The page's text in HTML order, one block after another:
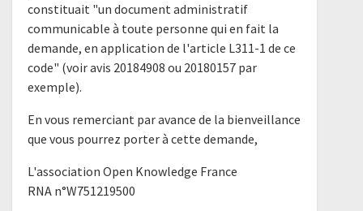
constituait "un document administratif
communicable à toute personne qui en fait la
demande, en application de l'article L311-1 de ce
code" (voir avis 20184908 ou 20180157 par
exemple).
En vous remerciant par avance de la bienveillance
que vous pourrez porter à cette demande,
L'association Open Knowledge France
RNA n°W751219500